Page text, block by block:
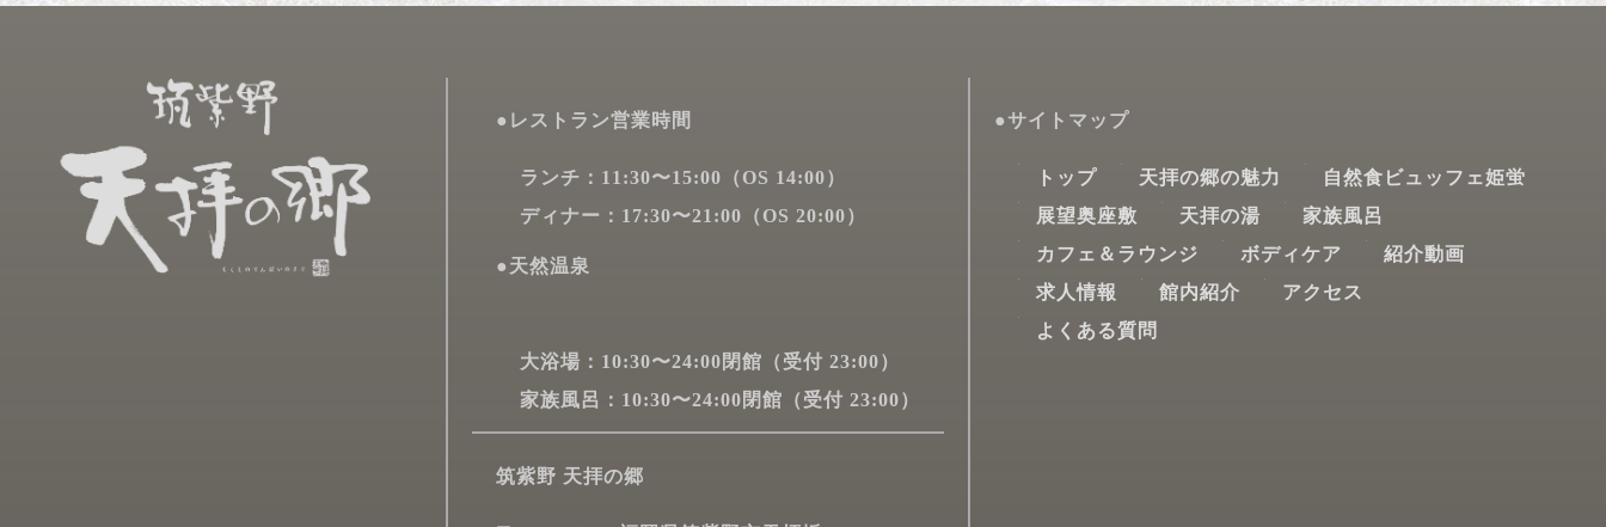
●レストラン営業時間
ランチ：11:30〜15:00（OS 14:00）
ディナー：17:30〜21:00（OS 20:00）
●天然温泉
大浴場：10:30〜24:00閉館（受付 23:00）
家族風呂：10:30〜24:00閉館（受付 23:00）
筑紫野 天拝の郷
●サイトマップ
トップ 天拝の郷の魅力
自然食ビュッフェ姫蛍
展望奥座敷
天拝の湯
家族風呂
カフェ＆ラウンジ
ボディケア
紹介動画
求人情報
館内紹介
アクセス
よくある質問